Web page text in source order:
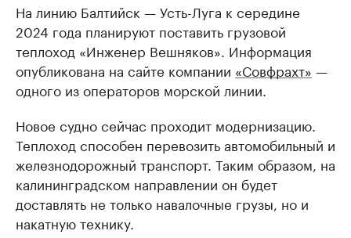
На линию Балтийск — Усть-Луга к середине
2024 года планируют поставить грузовой
теплоход «Инженер Вешняков». Информация
опубликована на сайте компании «Совфрахт» —
одного из операторов морской линии.
Новое судно сейчас проходит модернизацию.
Теплоход способен перевозить автомобильный и
железнодорожный транспорт. Таким образом, на
калининградском направлении он будет
доставлять не только навалочные грузы, но и
накатную технику.